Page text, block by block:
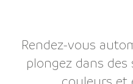
Rendez-vous
plongez dans